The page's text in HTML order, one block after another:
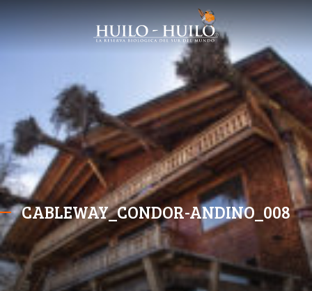
CABLEWAY_CONDOR-ANDINO_008